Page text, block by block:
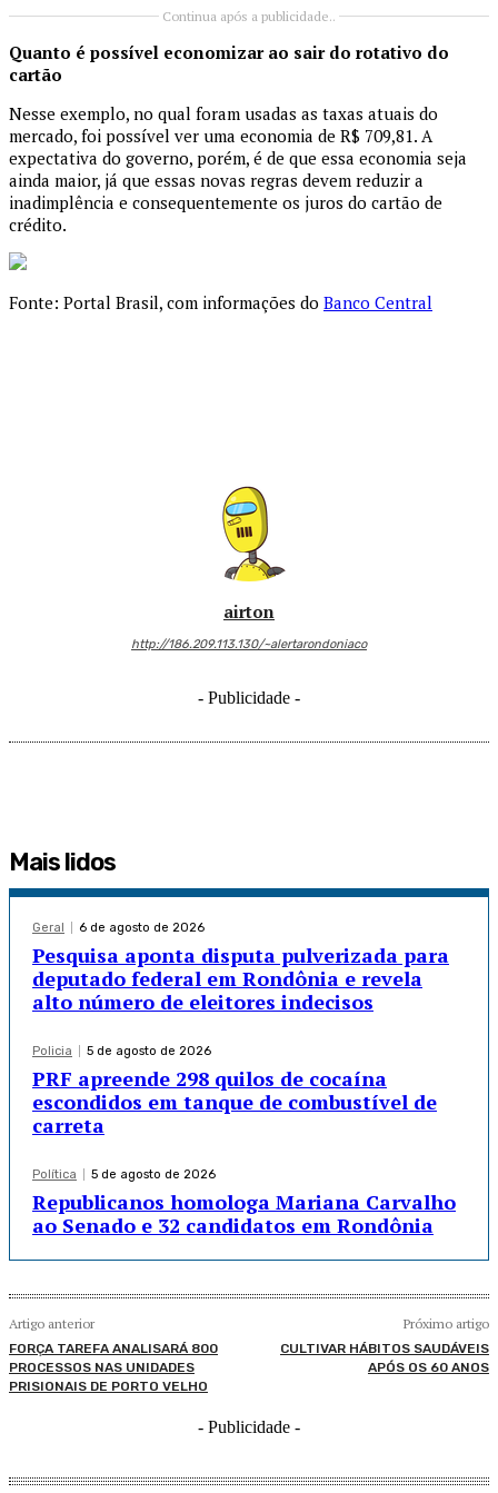
Continua após a publicidade..
Quanto é possível economizar ao sair do rotativo do
cartão
Nesse exemplo, no qual foram usadas as taxas atuais do
mercado, foi possível ver uma economia de R$ 709,81. A
expectativa do governo, porém, é de que essa economia seja
ainda maior, já que essas novas regras devem reduzir a
inadimplência e consequentemente os juros do cartão de
crédito.
Fonte: Portal Brasil, com informações do Banco Central
airton
http://186.209.113.130/~alertarondoniaco
- Publicidade -
Mais lidos
Geral 6 de agosto de 2026
Pesquisa aponta disputa pulverizada para
deputado federal em Rondônia e revela
alto número de eleitores indecisos
Policia 5 de agosto de 2026
PRF apreende 298 quilos de cocaína
escondidos em tanque de combustível de
carreta
Política 5 de agosto de 2026
Republicanos homologa Mariana Carvalho
ao Senado e 32 candidatos em Rondônia
Artigo anterior
FORÇA TAREFA ANALISARÁ 800
PROCESSOS NAS UNIDADES
PRISIONAIS DE PORTO VELHO
Próximo artigo
CULTIVAR HÁBITOS SAUDÁVEIS
APÓS OS 60 ANOS
- Publicidade -